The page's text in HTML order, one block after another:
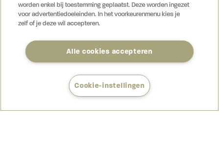
worden enkel bij toestemming geplaatst. Deze worden ingezet
voor advertentiedoeleinden. In het voorkeurenmenu kies je
zelf of je deze wil accepteren.
Alle cookies accepteren
Cookie-instellingen